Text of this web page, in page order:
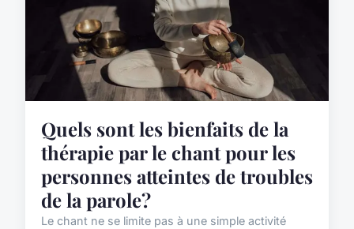
Quels sont les bienfaits de la
thérapie par le chant pour les
personnes atteintes de troubles
de la parole?
Le chant ne se limite pas à une simple activité